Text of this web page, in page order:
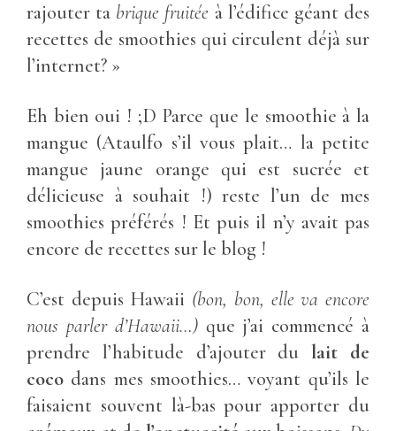
rajouter ta brique fruitée à l’édifice géant des
recettes de smoothies qui circulent déjà sur
l’internet? »
Eh bien oui ! ;D Parce que le smoothie à la
mangue (Ataulfo s’il vous plait… la petite
mangue jaune orange qui est sucrée et
délicieuse à souhait !) reste l’un de mes
smoothies préférés ! Et puis il n’y avait pas
encore de recettes sur le blog !
C’est depuis Hawaii (bon, bon, elle va encore
nous parler d’Hawaii…)que j’ai commencé à
prendre l’habitude d’ajouter du lait de
coco dans mes smoothies… voyant qu’ils le
faisaient souvent là-bas pour apporter du